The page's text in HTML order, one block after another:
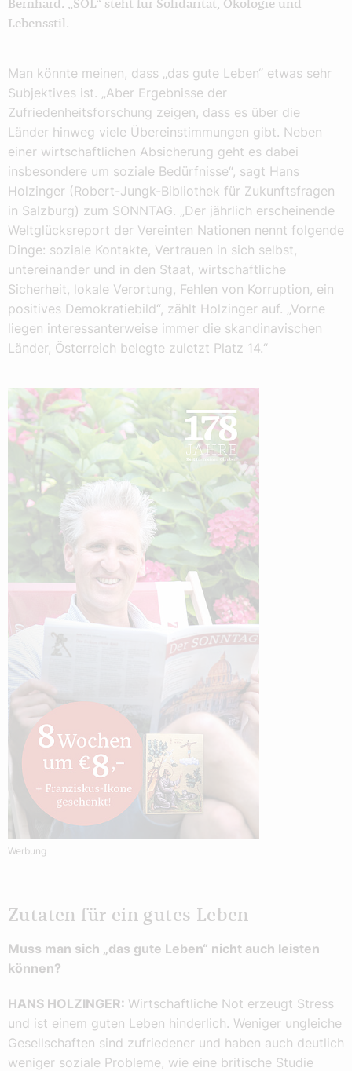
Bernhard. „SOL“ steht für Solidarität, Ökologie und
Lebensstil.
Man könnte meinen, dass „das gute Leben“ etwas sehr
Subjektives ist. „Aber Ergebnisse der
Zufriedenheitsforschung zeigen, dass es über die
Länder hinweg viele Übereinstimmungen gibt. Neben
einer wirtschaftlichen Absicherung geht es dabei
insbesondere um soziale Bedürfnisse“, sagt Hans
Holzinger (Robert-Jungk-Bibliothek für Zukunftsfragen
in Salzburg) zum SONNTAG. „Der jährlich erscheinende
Weltglücksreport der Vereinten Nationen nennt folgende
Dinge: soziale Kontakte, Vertrauen in sich selbst,
untereinander und in den Staat, wirtschaftliche
Sicherheit, lokale Verortung, Fehlen von Korruption, ein
positives Demokratiebild“, zählt Holzinger auf. „Vorne
liegen interessanterweise immer die skandinavischen
Länder, Österreich belegte zuletzt Platz 14.“
Werbung
Zutaten für ein gutes Leben
Muss man sich „das gute Leben“ nicht auch leisten
können?
HANS HOLZINGER: Wirtschaftliche Not erzeugt Stress
und ist einem guten Leben hinderlich. Weniger ungleiche
Gesellschaften sind zufriedener und haben auch deutlich
weniger soziale Probleme, wie eine britische Studie